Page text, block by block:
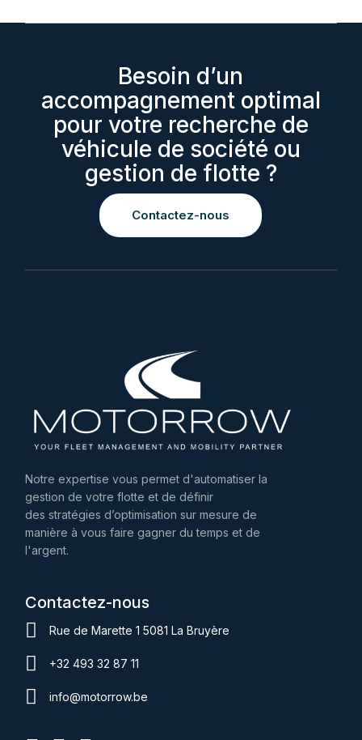
Besoin d’un
accompagnement optimal
pour votre recherche de
véhicule de société ou
gestion de flotte ?
Contactez-nous
Notre expertise vous permet d'automatiser la
gestion de votre flotte et de définir
des stratégies d’optimisation sur mesure de
manière à vous faire gagner du temps et de
l'argent.
Contactez-nous
Rue de Marette 1 5081 La Bruyère
+32 493 32 87 11
info@motorrow.be